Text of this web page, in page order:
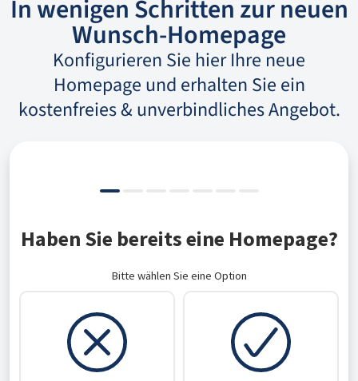
In wenigen Schritten zur neuen
Wunsch-Homepage
Konfigurieren Sie hier Ihre neue
Homepage und erhalten Sie ein
kostenfreies & unverbindliches Angebot.